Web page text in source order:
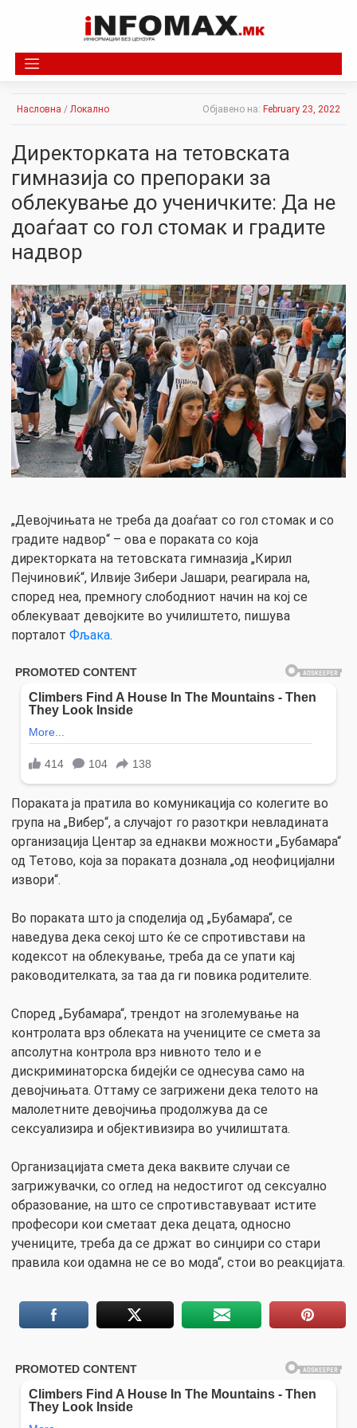
Насловна / Локално Објавено на: February 23, 2022
Директорката на тетовската
гимназија со препораки за
облекување до ученичките: Да не
доаѓаат со гол стомак и градите
надвор
„Девојчињата не треба да доаѓаат со гол стомак и со
градите надвор“ – ова е пораката со која
директорката на тетовската гимназија „Кирил
Пејчиновиќ“, Илвије Зибери Јашари, реагирала на,
според неа, премногу слободниот начин на кој се
облекуваат девојките во училиштето, пишува
порталот Фљака.
Пораката ја пратила во комуникација со колегите во
група на „Вибер“, а случајот го разоткри невладината
организација Центар за еднакви можности „Бубамара“
од Тетово, која за пораката дознала „од неофицијални
извори“.
Во пораката што ја споделија од „Бубамара“, се
наведува дека секој што ќе се спротивстави на
кодексот на облекување, треба да се упати кај
раководителката, за таа да ги повика родителите.
Според „Бубамара“, трендот на зголемување на
контролата врз облеката на учениците се смета за
апсолутна контрола врз нивното тело и е
дискриминаторска бидејќи се однесува само на
девојчињата. Оттаму се загрижени дека телото на
малолетните девојчиња продолжува да се
сексуализира и објективизира во училиштата.
Организацијата смета дека ваквите случаи се
загрижувачки, со оглед на недостигот од сексуално
образование, на што се спротивставуваат истите
професори кои сметаат дека децата, односно
учениците, треба да се држат во синџири со стари
правила кои одамна не се во мода“, стои во реакцијата.